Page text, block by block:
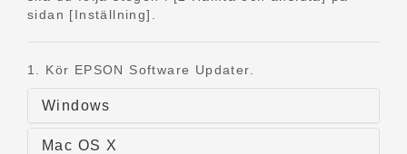
sidan [Inställning].
1. Kör EPSON Software Updater.
Windows
Mac OS X